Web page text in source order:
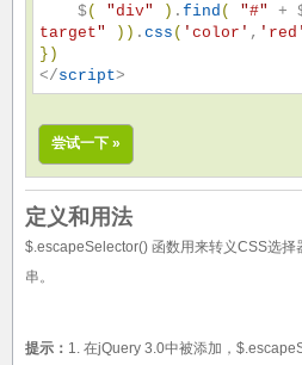
    $
( "div" ) . find ( "#" +
target" ) ) . css ( ' color ' , ' red '
} )
</script>
尝试一下 »
定义和用法
$.escapeSelector() 函数用来转义CSS选择
串。
提示： 1. 在jQuery 3.0中被添加，